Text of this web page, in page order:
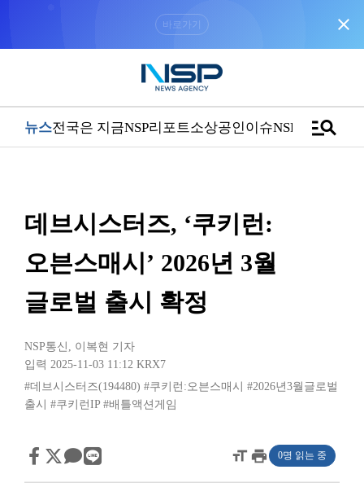
“우리는 독자가 구독할 수 있는 기사를 씁니다” close
뉴스전국은 지금NSP리포트소상공인이슈NSPTVmanage_search
데브시스터즈, ‘쿠키런:
오븐스매시’ 2026년 3월
글로벌 출시 확정
NSP통신 , 이복현 기자
입력 2025-11-03 11:12 KRX7
#데브시스터즈(194480) #쿠키런:오븐스매시
#2026년3월글로벌
출시
#쿠키런IP #배틀액션게임
format_sizeprint 0명 읽는 중